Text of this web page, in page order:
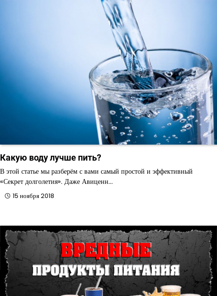
Какую воду лучше пить?
В этой статье мы разберём с вами самый простой и эффективный
«Секрет долголетия». Даже Авиценн…
15 ноября 2018